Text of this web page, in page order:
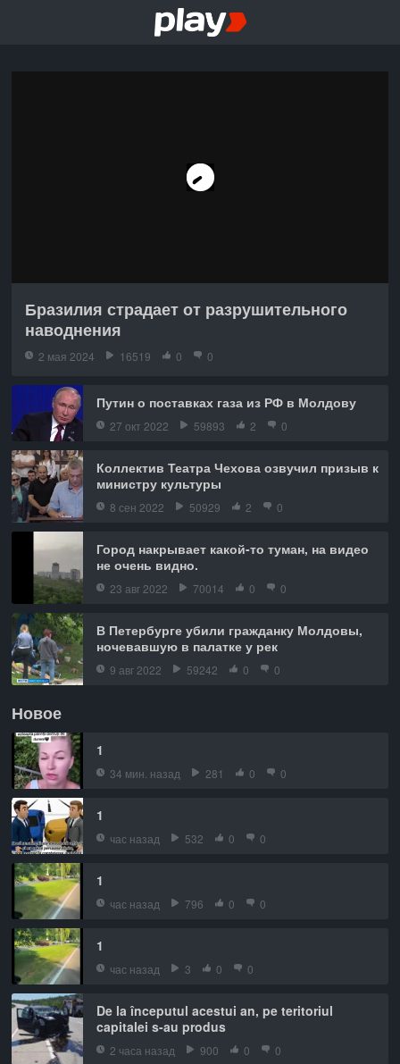
Бразилия страдает от разрушительного
наводнения
2 мая 2024 16519 0 0
Путин о поставках газа из РФ в Молдову
27 окт 2022 59893 2 0
Коллектив Театра Чехова озвучил призыв к
министру культуры
8 сен 2022 50929 2 0
Город накрывает какой-то туман, на видео
не очень видно.
23 авг 2022 70014 0 0
В Петербурге убили гражданку Молдовы,
ночевавшую в палатке у рек
9 авг 2022 59242 0 0
Новое
1
34 мин. назад 281 0 0
1
час назад 532 0 0
1
час назад 796 0 0
1
час назад 3 0 0
De la începutul acestui an, pe teritoriul
capitalei s-au produs
2 часа назад 900 0 0